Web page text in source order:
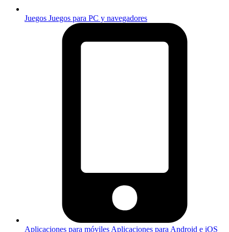
Juegos Juegos para PC y navegadores
Aplicaciones para móviles Aplicaciones para Android e iOS